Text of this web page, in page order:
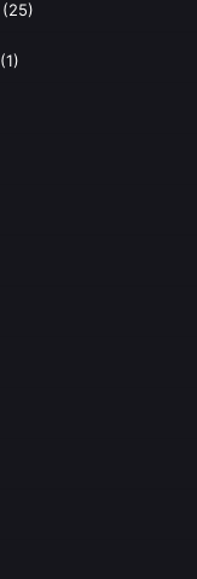
(25)
(1)